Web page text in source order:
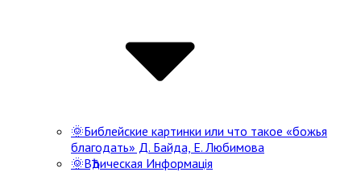
🌞Библейские картинки или что такое «божья
благодать» Д. Байда, Е. Любимова
🌞ВѢдическая Информацiя